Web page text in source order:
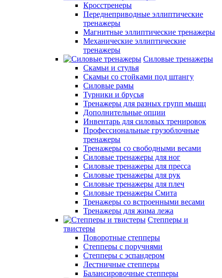
Кросстренеры
Переднеприводные эллиптические
тренажеры
Магнитные эллиптические тренажеры
Механические эллиптические
тренажеры
Силовые тренажеры
Скамьи и стулья
Скамьи со стойками под штангу
Силовые рамы
Турники и брусья
Тренажеры для разных групп мышц
Дополнительные опции
Инвентарь для силовых тренировок
Профессиональные грузоблочные
тренажеры
Тренажеры со свободными весами
Силовые тренажеры для ног
Силовые тренажеры для пресса
Силовые тренажеры для рук
Силовые тренажеры для плеч
Силовые тренажеры Смита
Тренажеры со встроенными весами
Тренажеры для жима лежа
Степперы и
твистеры
Поворотные степперы
Степперы с поручнями
Степперы с эспандером
Лестничные степперы
Балансировочные степперы